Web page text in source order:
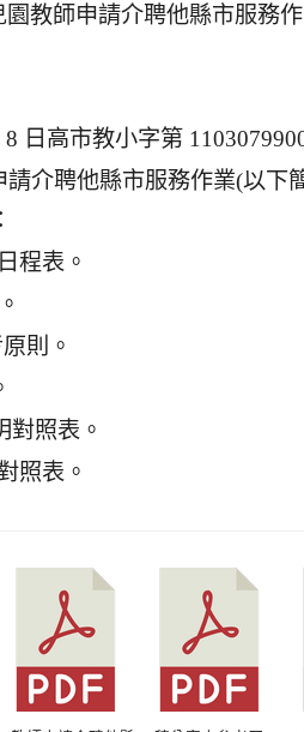
教師申請介聘他縣市服務
日高市教小字第
介聘他縣市服務作業(以
程表。
則。
對照表。
照表。